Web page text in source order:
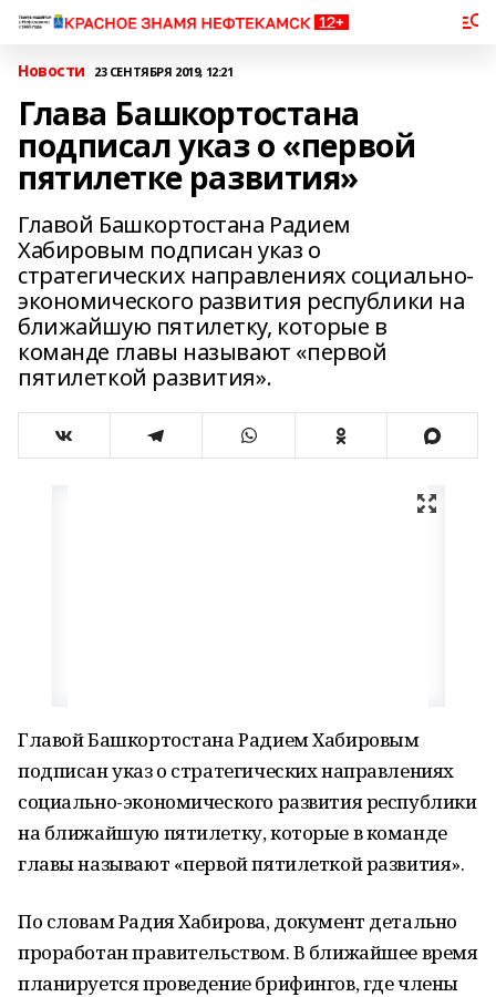
Новости 23 СЕНТЯБРЯ 2019, 12:21
Глава Башкортостана
подписал указ о «первой
пятилетке развития»
Главой Башкортостана Радием
Хабировым подписан указ о
стратегических направлениях социально-
экономического развития республики на
ближайшую пятилетку, которые в
команде главы называют «первой
пятилеткой развития».
Главой Башкортостана Радием Хабировым
подписан указ о стратегических направлениях
социально-экономического развития республики
на ближайшую пятилетку, которые в команде
главы называют «первой пятилеткой развития».
По словам Радия Хабирова, документ детально
проработан правительством. В ближайшее время
планируется проведение брифингов, где члены